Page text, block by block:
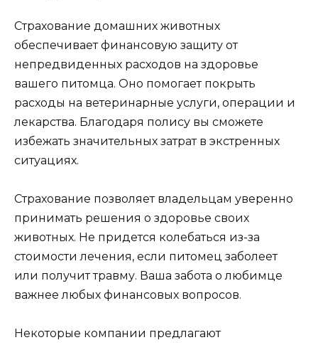
Страхование домашних животных
обеспечивает финансовую защиту от
непредвиденных расходов на здоровье
вашего питомца. Оно помогает покрыть
расходы на ветеринарные услуги, операции и
лекарства. Благодаря полису вы сможете
избежать значительных затрат в экстренных
ситуациях.
Страхование позволяет владельцам уверенно
принимать решения о здоровье своих
животных. Не придется колебаться из-за
стоимости лечения, если питомец заболеет
или получит травму. Ваша забота о любимце
важнее любых финансовых вопросов.
Некоторые компании предлагают